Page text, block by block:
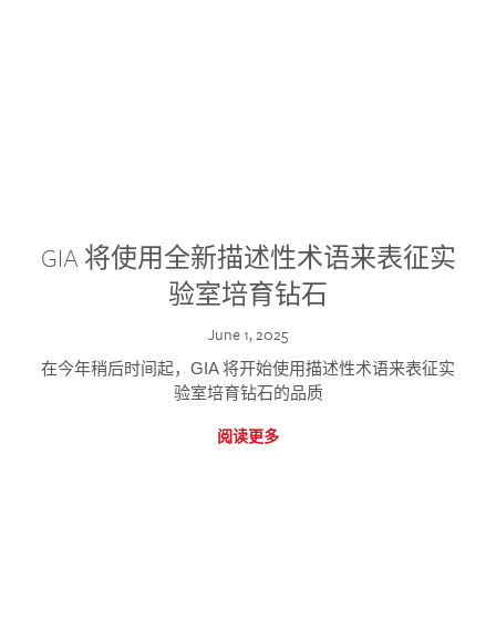
GIA 将使用全新描述性术语来表征实
验室培育钻石
June 1, 2025
在今年稍后时间起，GIA 将开始使用描述性术语来表征实
验室培育钻石的品质
阅读更多